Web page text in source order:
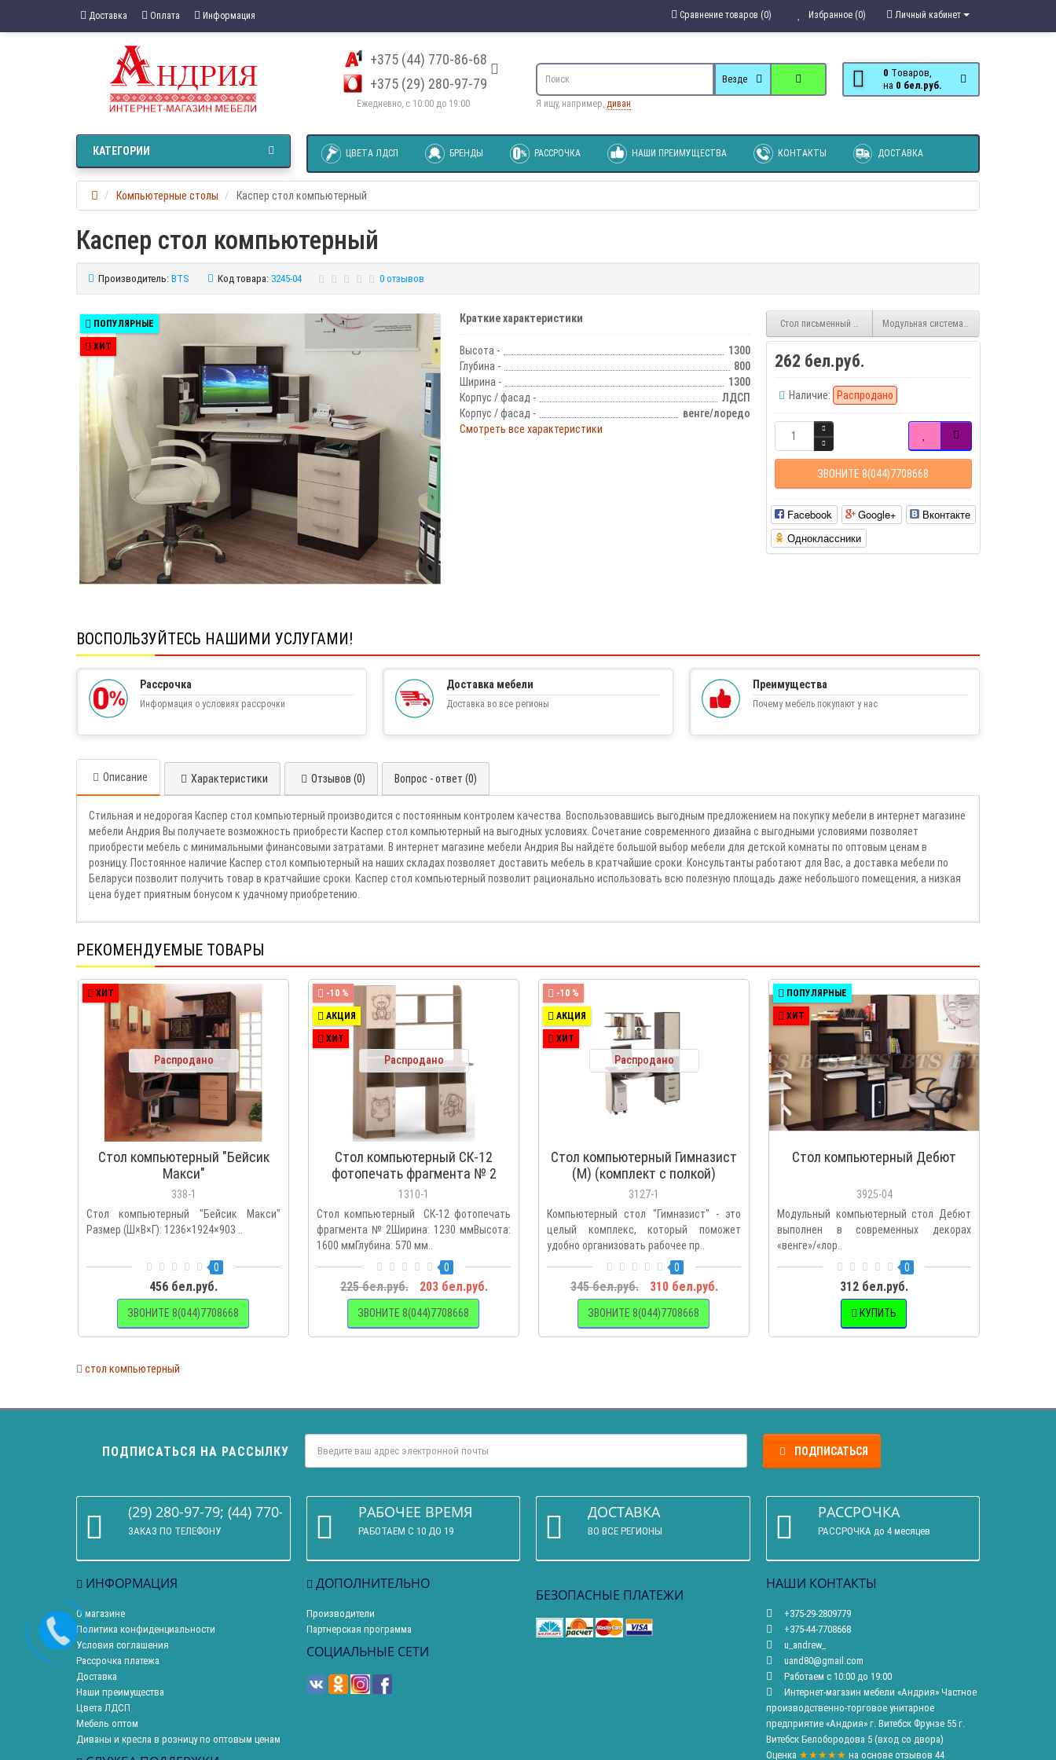
Доставка Оплата Информация Личный кабинет
Избранное (0)
Сравнение товаров (0)
+375 (44) 770-86-68
+375 (29) 280-97-79
Ежедневно, с 10:00 до 19:00
0 Tоваров,
на
0 бел.руб.
Везде
Я ищу, например, диван
ЦВЕТА ЛДСП БРЕНДЫ РАССРОЧКА НАШИ ПРЕИМУЩЕСТВА КОНТАКТЫ ДОСТАВКА
КАТЕГОРИИ
Компьютерные столы Каспер стол компьютерный
Каспер стол компьютерный
Производитель: BTS Код товара: 3245-04 0 отзывов
ПОПУЛЯРНЫЕ
ХИТ
Краткие характеристики
Высота -
1300
Глубина -
800
Ширина -
1300
Корпус / фасад -
ЛДСП
Корпус / фасад -
венге/лоредо
Смотреть все характеристики
Стол письменный № 4 Модульная система Мечта фиолетовая
262 бел.руб.
Наличие: Распродано
ЗВОНИТЕ 8(044)7708668
Facebook Google+
Вконтакте
Одноклассники
ВОСПОЛЬЗУЙТЕСЬ НАШИМИ УСЛУГАМИ!
Рассрочка
Информация о условиях рассрочки
Доставка мебели
Доставка во все регионы
Преимущества
Почему мебель покупают у нас
Описание Характеристики Отзывов (0) Вопрос - ответ (0)
Стильная и недорогая Каспер стол компьютерный производится с постоянным контролем качества. Воспользовавшись выгодным предложением на покупку мебели в интернет магазине
мебели Андрия Вы получаете возможность приобрести Каспер стол компьютерный на выгодных условиях. Сочетание современного дизайна с выгодными условиями позволяет
приобрести мебель с минимальными финансовыми затратами. В интернет магазине мебели Андрия Вы найдёте большой выбор мебели для детской комнаты по оптовым ценам в
розницу. Постоянное наличие Каспер стол компьютерный на наших складах позволяет доставить мебель в кратчайшие сроки. Консультанты работают для Вас, а доставка мебели по
Беларуси позволит получить товар в кратчайшие сроки. Каспер стол компьютерный позволит рационально использовать всю полезную площадь даже небольшого помещения, а низкая
цена будет приятным бонусом к удачному приобретению.
РЕКОМЕНДУЕМЫЕ ТОВАРЫ
ХИТ
Распродано
Стол компьютерный "Бейсик
Макси"
338-1
Стол компьютерный "Бейсик Макси"
Размер (Ш×В×Г): 1236×1924×903 ..
0
456 бел.руб.
ЗВОНИТЕ 8(044)7708668
-10 %
АКЦИЯ
ХИТ
Распродано
Стол компьютерный СК-12
фотопечать фрагмента № 2
1310-1
Стол компьютерный СК-12 фотопечать
фрагмента № 2Ширина: 1230 ммВысота:
1600 ммГлубина: 570 мм..
0
225 бел.руб. 203 бел.руб.
ЗВОНИТЕ 8(044)7708668
-10 %
АКЦИЯ
ХИТ
Распродано
Стол компьютерный Гимназист
(М) (комплект с полкой)
3127-1
Компьютерный стол "Гимназист" - это
целый комплекс, который поможет
удобно организовать рабочее пр..
0
345 бел.руб. 310 бел.руб.
ЗВОНИТЕ 8(044)7708668
ПОПУЛЯРНЫЕ
ХИТ
Стол компьютерный Дебют
3925-04
Модульный компьютерный стол Дебют
выполнен в современных декорах
«венге»/«лор..
0
312 бел.руб.
КУПИТЬ
стол компьютерный
ПОДПИСАТЬСЯ НА РАССЫЛКУ ПОДПИСАТЬСЯ
(29) 280-97-79; (44) 770-86-68
ЗАКАЗ ПО ТЕЛЕФОНУ
РАБОЧЕЕ ВРЕМЯ
РАБОТАЕМ С 10 ДО 19
ДОСТАВКА
ВО ВСЕ РЕГИОНЫ
РАССРОЧКА
РАССРОЧКА до 4 месяцев
ИНФОРМАЦИЯ
О магазине
Политика конфиденциальности
Условия соглашения
Рассрочка платежа
Доставка
Наши преимущества
Цвета ЛДСП
Мебель оптом
Диваны и кресла в розницу по оптовым ценам
ДОПОЛНИТЕЛЬНО
Производители
Партнерская программа
СОЦИАЛЬНЫЕ СЕТИ
БЕЗОПАСНЫЕ ПЛАТЕЖИ
НАШИ КОНТАКТЫ
+375-29-2809779
+375-44-7708668
u_andrew_
uand80@gmail.com
Работаем с 10:00 до 19:00
Интернет-магазин мебели «Андрия» Частное
производственно-торговое унитарное
предприятие «Андрия» г. Витебск Фрунзе 55 г.
Витебск Белобородова 5 (вход со двора)
Оценка ★★★★★ на основе отзывов 44